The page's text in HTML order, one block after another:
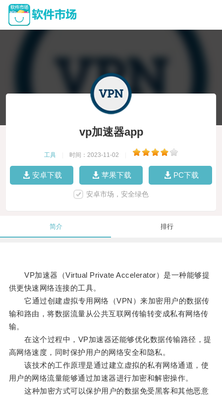
vp加速器app
工具 时间：2023-11-02
安卓下载 苹果下载 PC下载
安卓市场，安全绿色
简介 排行
VP加速器（Virtual Private Accelerator）是一种能够提
供更快速网络连接的工具。
它通过创建虚拟专用网络（VPN）来加密用户的数据传
输和路由，将数据流量从公共互联网传输转变成私有网络传
输。
在这个过程中，VP加速器还能够优化数据传输路径，提
高网络速度，同时保护用户的网络安全和隐私。
该技术的工作原理是通过建立虚拟的私有网络通道，使
用户的网络流量能够通过加速器进行加密和解密操作。
这种加密方式可以保护用户的数据免受黑客和其他恶意